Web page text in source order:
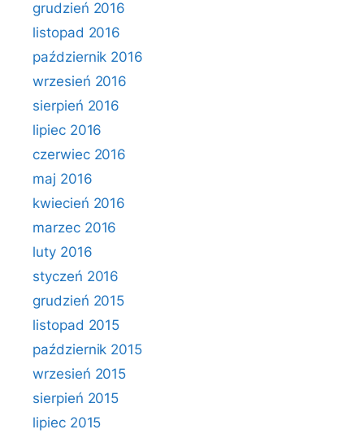
grudzień 2016
listopad 2016
październik 2016
wrzesień 2016
sierpień 2016
lipiec 2016
czerwiec 2016
maj 2016
kwiecień 2016
marzec 2016
luty 2016
styczeń 2016
grudzień 2015
listopad 2015
październik 2015
wrzesień 2015
sierpień 2015
lipiec 2015